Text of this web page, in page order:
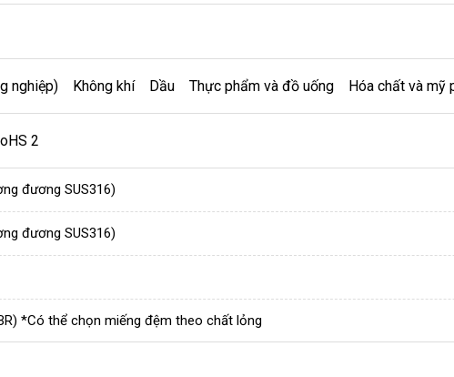
nghiệp) Không khí Dầu Thực phẩm và đồ uống Hóa chất và mỹ
2
đương SUS316)
đương SUS316)
*Có thể chọn miếng đệm theo chất lỏng